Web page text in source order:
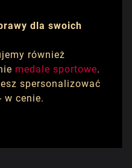
dla swoich
również
medale sportowe.
spersonalizować
w cenie.